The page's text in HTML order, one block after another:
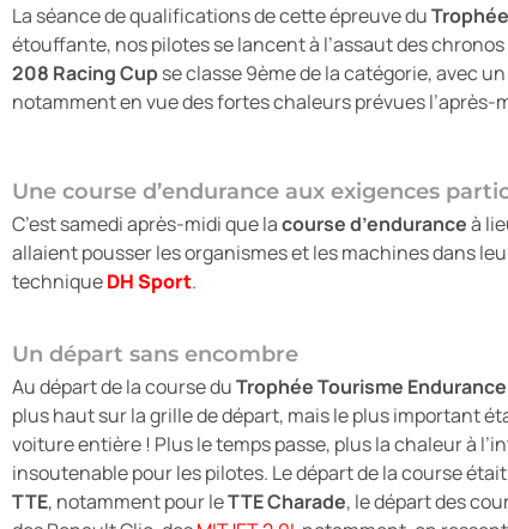
La séance de qualifications de cette épreuve du
étouffante, nos pilotes se lancent à l’assaut des
208 Racing Cupse classe 9ème de la catégorie, avec
notamment en vue des fortes chaleurs prévues l’après-
Une course d’endurance aux exigences
C’est samedi après-midi que lacourse d’enduranceà
allaient pousser les organismes et les machines dans
techniqueDH Sport.
Un départ sans encombre
Au départ de la course duTrophée Tourisme Endurance
plus haut sur la grille de départ, mais le plus important
voiture entière ! Plus le temps passe, plus la chaleur à
insoutenable pour les pilotes. Le départ de la course
TTE, notamment pour leTTE Charade, le départ des